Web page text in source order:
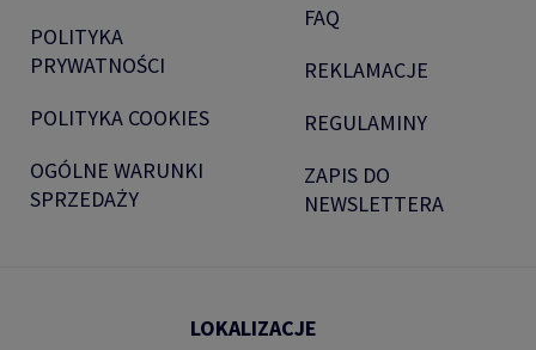
POLITYKA
PRYWATNOŚCI
POLITYKA COOKIES
OGÓLNE WARUNKI
SPRZEDAŻY
FAQ
REKLAMACJE
REGULAMINY
ZAPIS DO
NEWSLETTERA
LOKALIZACJE